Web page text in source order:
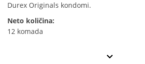
Durex Originals kondomi.
Neto količina:
12 komada